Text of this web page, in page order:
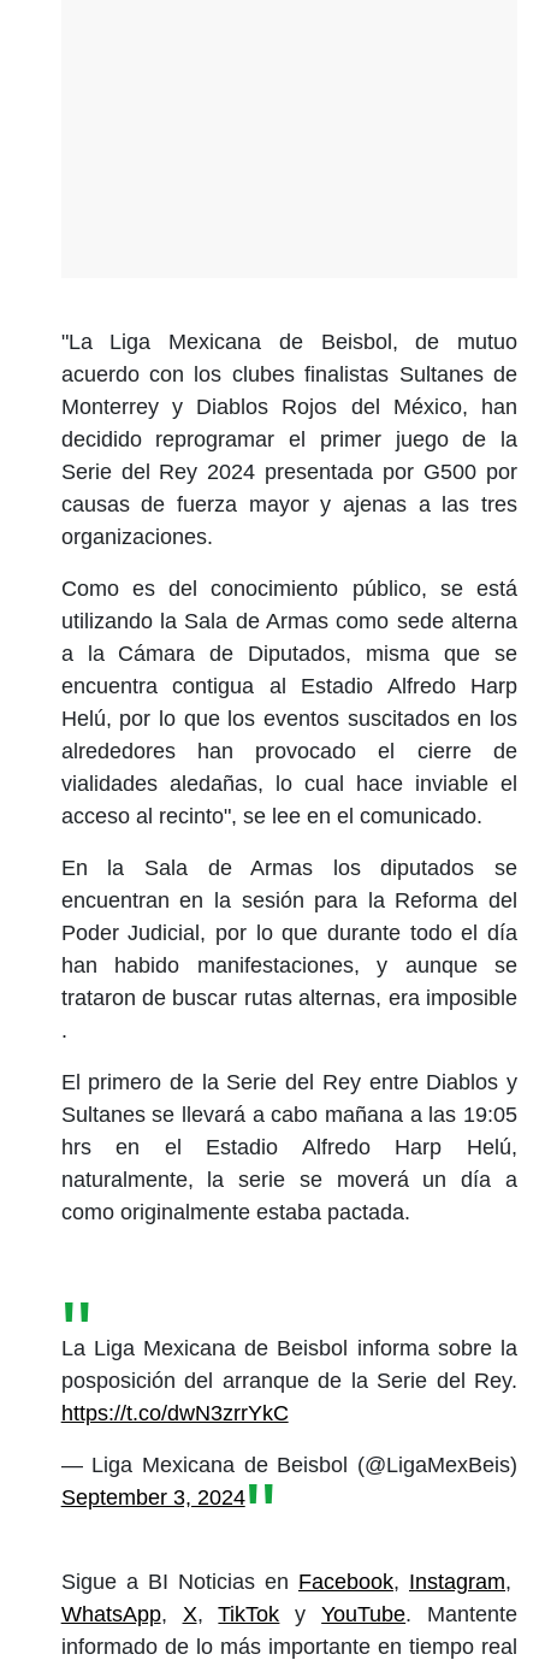
"La Liga Mexicana de Beisbol, de mutuo
acuerdo con los clubes finalistas Sultanes de
Monterrey y Diablos Rojos del México, han
decidido reprogramar el primer juego de la
Serie del Rey 2024 presentada por G500 por
causas de fuerza mayor y ajenas a las tres
organizaciones.
Como es del conocimiento público, se está
utilizando la Sala de Armas como sede alterna
a la Cámara de Diputados, misma que se
encuentra contigua al Estadio Alfredo Harp
Helú, por lo que los eventos suscitados en los
alrededores han provocado el cierre de
vialidades aledañas, lo cual hace inviable el
acceso al recinto", se lee en el comunicado.
En la Sala de Armas los diputados se
encuentran en la sesión para la Reforma del
Poder Judicial, por lo que durante todo el día
han habido manifestaciones, y aunque se
trataron de buscar rutas alternas, era imposible
.
El primero de la Serie del Rey entre Diablos y
Sultanes se llevará a cabo mañana a las 19:05
hrs en el Estadio Alfredo Harp Helú,
naturalmente, la serie se moverá un día a
como originalmente estaba pactada.
La Liga Mexicana de Beisbol informa sobre la
posposición del arranque de la Serie del Rey.
https://t.co/dwN3zrrYkC
— Liga Mexicana de Beisbol (@LigaMexBeis)
September 3, 2024
Sigue a BI Noticias en Facebook, Instagram,
WhatsApp, X,TikTok yYouTube. Mantente
informado de lo más importante en tiempo real